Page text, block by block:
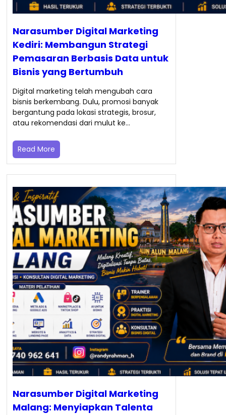
Narasumber Digital Marketing
Kediri: Membangun Strategi
Pemasaran Berbasis Data untuk
Bisnis yang Bertumbuh
Digital marketing telah mengubah cara
bisnis berkembang. Dulu, promosi banyak
bergantung pada lokasi strategis, brosur,
atau rekomendasi dari mulut ke…
Read More
Narasumber Digital Marketing
Malang: Menyiapkan Talenta